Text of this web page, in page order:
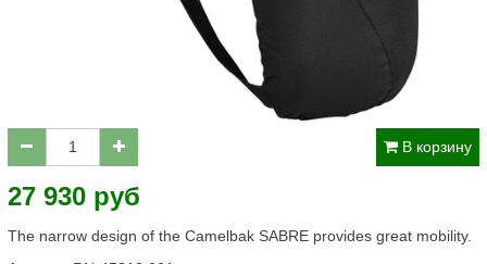
В корзину
27 930 руб
The narrow design of the Camelbak SABRE provides great mobility.